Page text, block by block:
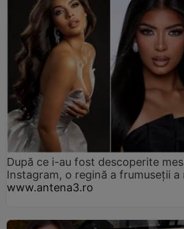
După ce i-au fost descoperite
Instagram, o regină a frumuseții
www.antena3.ro